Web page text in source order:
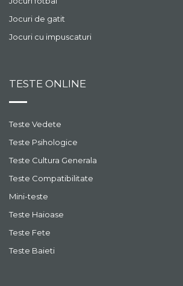
Jocuri de gatit
Jocuri cu impuscaturi
TESTE ONLINE
Teste Vedete
Teste Psihologice
Teste Cultura Generala
Teste Compatibilitate
Mini-teste
Teste Haioase
Teste Fete
Teste Baieti